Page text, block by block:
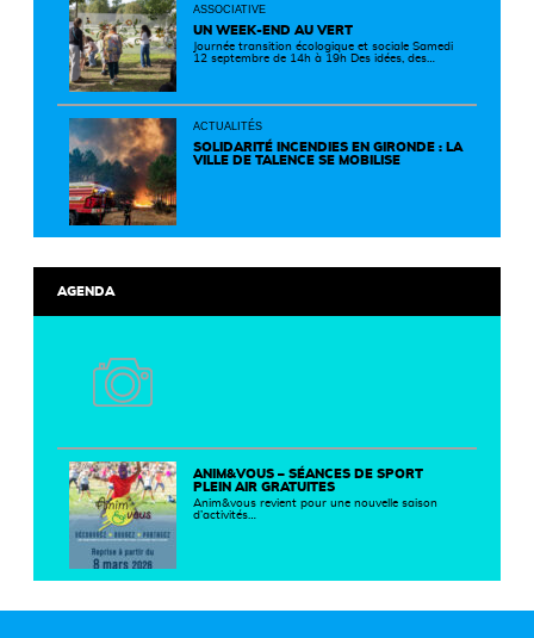
ASSOCIATIVE
UN WEEK-END AU VERT
Journée transition écologique et sociale Samedi
12 septembre de 14h à 19h Des idées, des
un territoire plus durable et solidaire.
ACTUALITÉS
SOLIDARITÉ INCENDIES EN GIRONDE : LA
VILLE DE TALENCE SE MOBILISE
AGENDA
ANIM&VOUS – SÉANCES DE SPORT
PLEIN AIR GRATUITES
Anim&vous revient pour une nouvelle saison
d’activités…